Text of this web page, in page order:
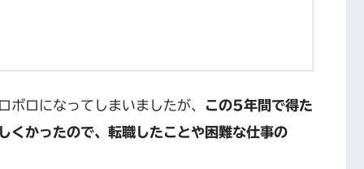
ボロになってしまいましたが、 この5年間で得た
くかったので、転職したことや困難な仕事の